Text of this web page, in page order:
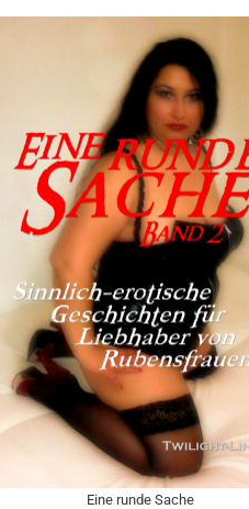
Eine runde Sache